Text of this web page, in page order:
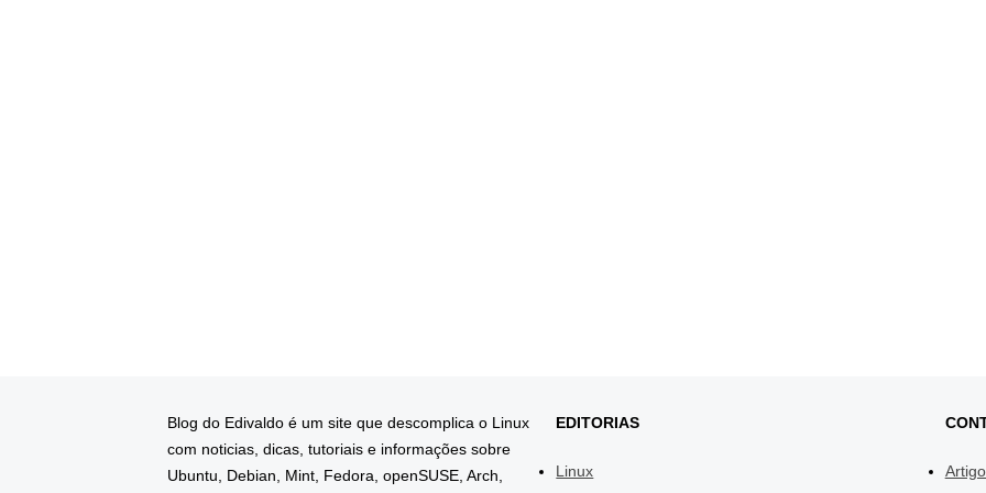
Blog do Edivaldo é um site que descomplica o Linux
com noticias, dicas, tutoriais e informações sobre
Ubuntu, Debian, Mint, Fedora, openSUSE, Arch,
EDITORIAS
Linux